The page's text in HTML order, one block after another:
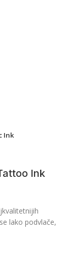
Ink
Ink
lako podvlače,